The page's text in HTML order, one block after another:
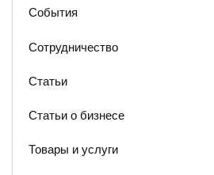
События
Сотрудничество
Статьи
Статьи о бизнесе
Товары и услуги